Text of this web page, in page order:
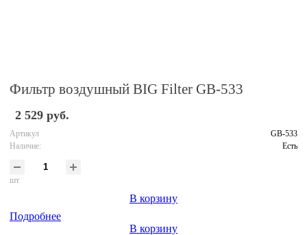
Фильтр воздушный BIG Filter GB-533
2 529 руб.
Артикул
GB-533
Наличие:
Есть
шт
В корзину
Подробнее
В корзину